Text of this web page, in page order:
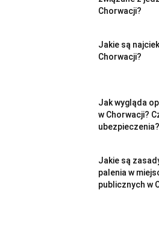
Chorwacji?
Jakie są
Chorwacji?
Jak wygląda
w Chorwacji?
ubezpieczenia?
Jakie są
palenia w
publicznych w